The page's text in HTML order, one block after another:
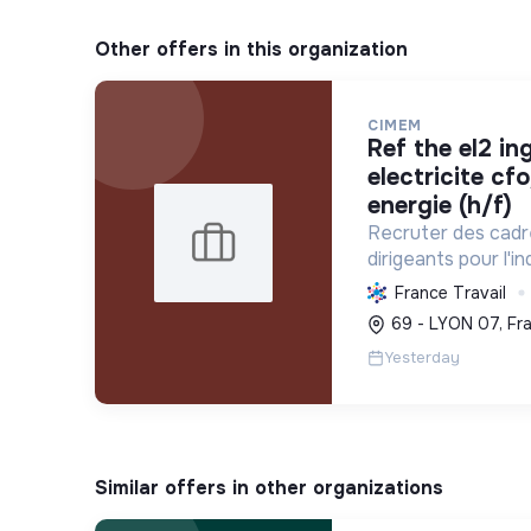
Other offers in this organization
CIMEM
ref the el2 ingenieur etudes
electricite
energie (h/f)
Recruter des
dirigeants pour
l'optimisation
et le
polluantes via des
France Travail
69 - LYON 07,
Yesterday
Similar offers in other organizations